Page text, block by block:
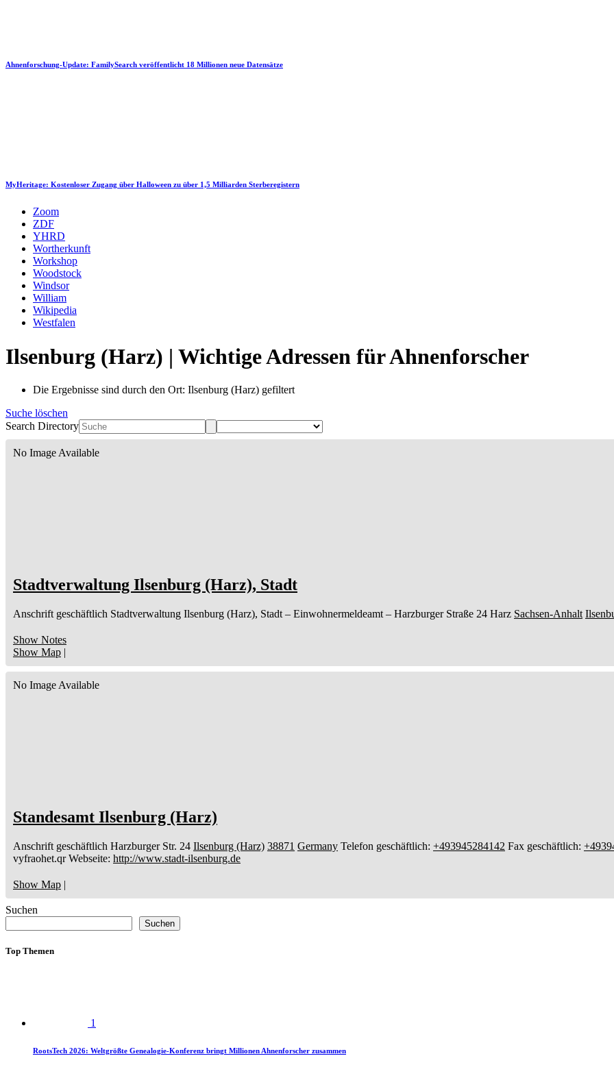
Ahnenforschung-Update: FamilySearch veröffentlicht 18 Millionen neue Datensätze
MyHeritage: Kostenloser Zugang über Halloween zu über 1,5 Milliarden Sterberegistern
Zoom
ZDF
YHRD
Wortherkunft
Workshop
Woodstock
Windsor
William
Wikipedia
Westfalen
Ilsenburg (Harz) | Wichtige Adressen für Ahnenforscher
Die Ergebnisse sind durch den Ort: Ilsenburg (Harz) gefiltert
Suche löschen
Search Directory
No Image Available
Stadtverwaltung Ilsenburg (Harz), Stadt
Anschrift geschäftlich Stadtverwaltung Ilsenburg (Harz), Stadt – Einwohnermeldeamt – Harzburger Straße 24 Harz Sachsen-Anhalt
Show Notes
Show Map |
No Image Available
Standesamt Ilsenburg (Harz)
Anschrift geschäftlich Harzburger Str. 24 Ilsenburg (Harz) 38871 Germany Telefon geschäftlich: +493945284142 Fax geschäftlich:
vyfraohet.qr Webseite: http://www.stadt-ilsenburg.de
Show Map |
Suchen
Suchen
Top Themen
1
RootsTech 2026: Weltgrößte Genealogie-Konferenz bringt Millionen Ahnenforscher zusammen